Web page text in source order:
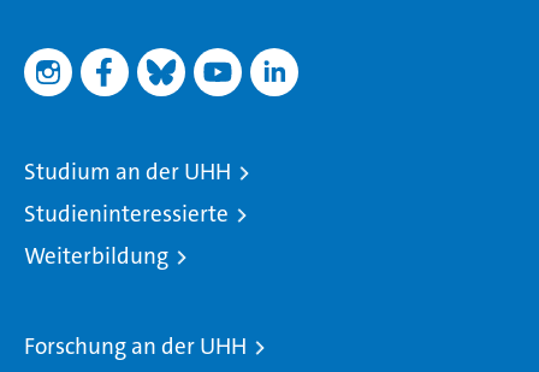
Studium an der UHH
Studieninteressierte
Weiterbildung
Forschung an der UHH